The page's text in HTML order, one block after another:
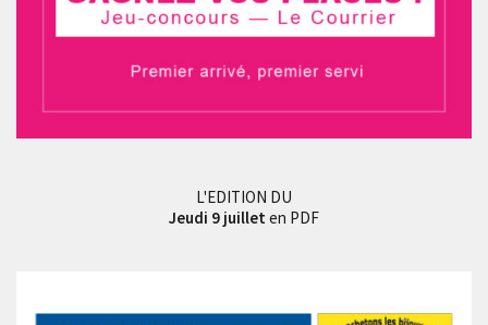
L'EDITION DU
Jeudi 9 juillet en PDF